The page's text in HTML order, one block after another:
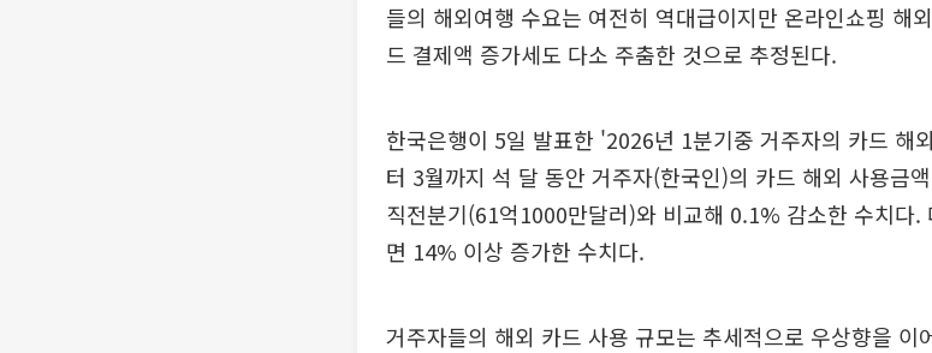
들의 해외여행 수요는 여전히 역대급이지만 온라인쇼핑 해
드 결제액 증가세도 다소 주춤한 것으로 추정된다.
한국은행이 5일 발표한 '2026년 1분기중 거주자의 카드 해
터 3월까지 석 달 동안 거주자(한국인)의 카드 해외 사용금
직전분기(61억1000만달러)와 비교해 0.1% 감소한 수치다
면 14% 이상 증가한 수치다.
거주자들의 해외 카드 사용 규모는 추세적으로 우상향을